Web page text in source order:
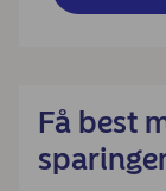
Få best